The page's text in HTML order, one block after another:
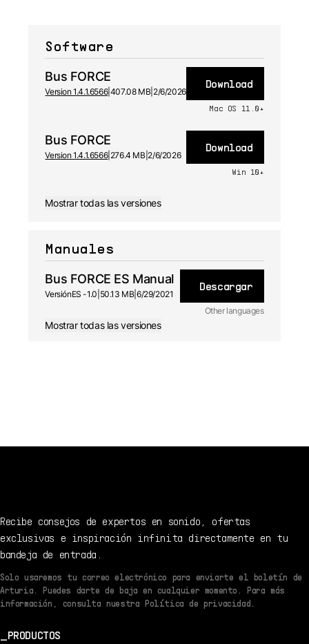
Software
Bus FORCE
Version 1.4.1.6566| 407.08 MB 2/6/2026
Download
Mac OS 11.0+
Bus FORCE
Version 1.4.1.6566| 276.4 MB 2/6/2026
Download
Win 10+
Mostrar todas las versiones
Manuales
Bus FORCE ES Manual
VersiónES -1.0 50.13 MB 6/29/2021
Descargar
Other languages
Mostrar todas las versiones
Recibe consejos de expertos en sonido, ofertas
exclusivas e inspiración infinita directamente en tu
bandeja de entrada.
Solo usaremos tu correo electrónico para enviarte el boletín de
Arturia. Puedes darte de baja en cualquier momento. Para más
información, consulta nuestra Política de privacidad.
PRODUCTOS